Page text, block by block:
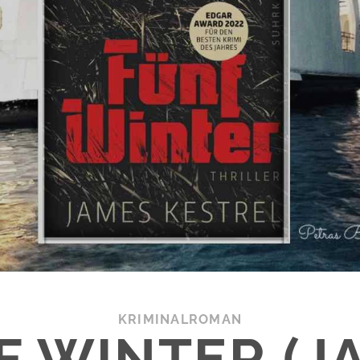
KRIMINALROMAN